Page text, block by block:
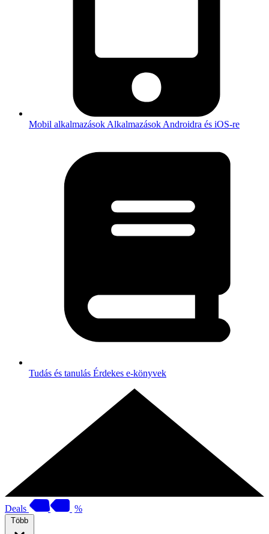
Mobil alkalmazások Alkalmazások Androidra és iOS-re
Tudás és tanulás Érdekes e-könyvek
Deals %
Több